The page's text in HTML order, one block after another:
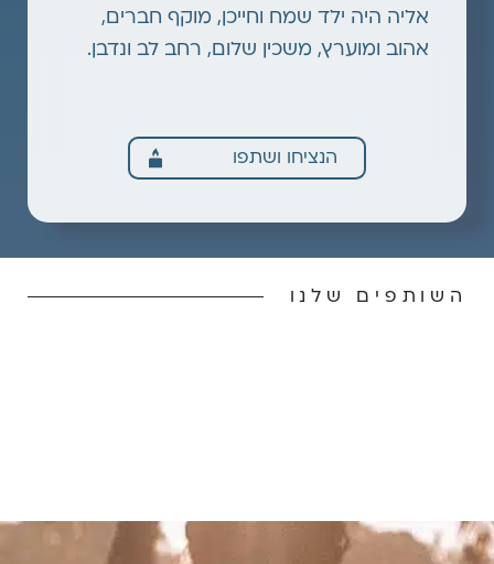
אליה היה ילד שמח וחייכן, מוקף חברים,
אהוב ומוערץ, משכין שלום, רחב לב ונדבן.
הנציחו ושתפו
השותפים שלנו